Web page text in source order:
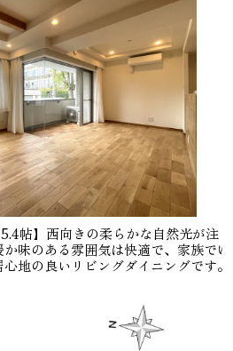
帖】西向きの柔らかな自然光が注
味のある雰囲気は快適で、家族でゆ
地の良いリビングダイニングです。